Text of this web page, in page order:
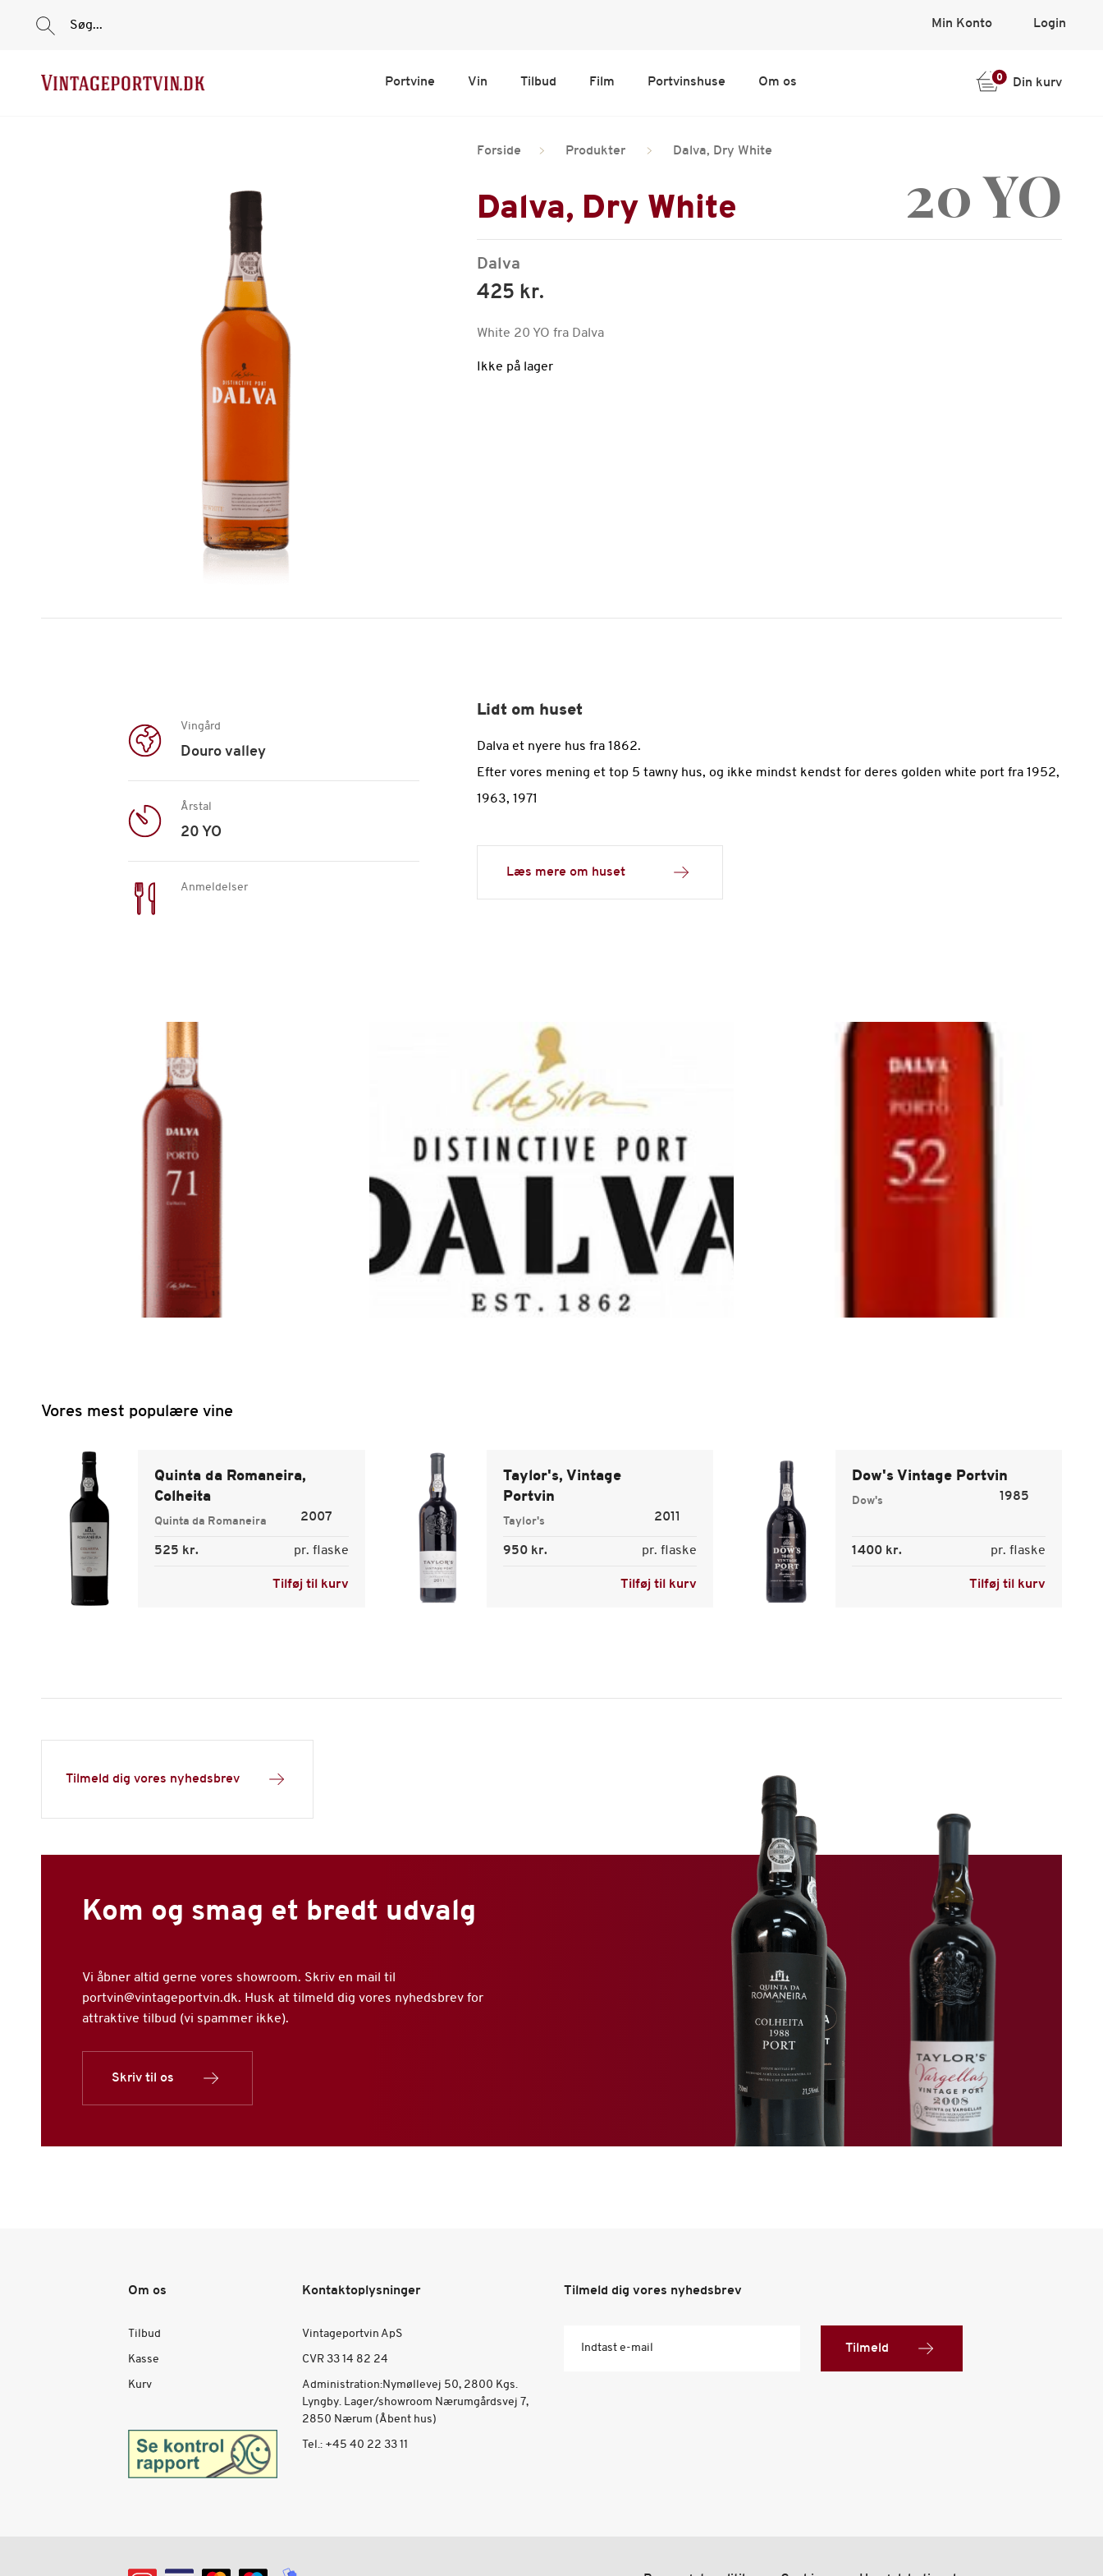
Søg... Min Konto Login
Portvine Vin Tilbud Film Portvinshuse Om os 0 Din kurv
Forside Produkter Dalva, Dry White
Dalva, Dry White 20 YO
Dalva
425 kr.
White 20 YO fra Dalva
Ikke på lager
Vingård
Douro valley
Årstal
20 YO
Anmeldelser
Lidt om huset
Dalva et nyere hus fra 1862.
Efter vores mening et top 5 tawny hus, og ikke mindst kendst for deres golden white port fra 1952,
1963, 1971
Læs mere om huset
Vores mest populære vine
Quinta da Romaneira,
Colheita
Quinta da Romaneira 2007
525 kr. pr. flaske
Tilføj til kurv
Taylor's, Vintage
Portvin
Taylor's 2011
950 kr. pr. flaske
Tilføj til kurv
Dow's Vintage Portvin
Dow's 1985
1400 kr. pr. flaske
Tilføj til kurv
Tilmeld dig vores nyhedsbrev
Kom og smag et bredt udvalg
Vi åbner altid gerne vores showroom. Skriv en mail til
portvin@vintageportvin.dk. Husk at tilmeld dig vores nyhedsbrev for
attraktive tilbud (vi spammer ikke).
Skriv til os
Om os
Tilbud
Kasse
Kurv
Kontaktoplysninger
Vintageportvin ApS
CVR 33 14 82 24
Administration:Nymøllevej 50, 2800 Kgs.
Lyngby. Lager/showroom Nærumgårdsvej 7,
2850 Nærum (Åbent hus)
Tel.: +45 40 22 33 11
Tilmeld dig vores nyhedsbrev
Indtast e-mail Tilmeld